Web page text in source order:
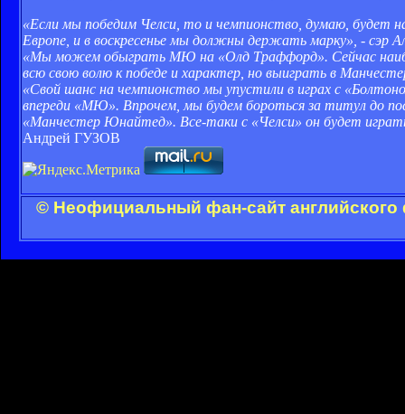
«Если мы победим Челси, то и чемпионство, думаю,
Европе, и в воскресенье мы должны держать марку», - сэр
«Мы можем обыграть МЮ на «Олд Траффорд». Сейчас
всю свою волю к победе и характер, но выиграть в
«Свой шанс на чемпионство мы упустили в играх с
впереди «МЮ». Впрочем, мы будем бороться за титул до
«Манчестер Юнайтед». Все-таки с «Челси» он будет
Андрей ГУЗОВ
© Неофициальный фан-сайт английского